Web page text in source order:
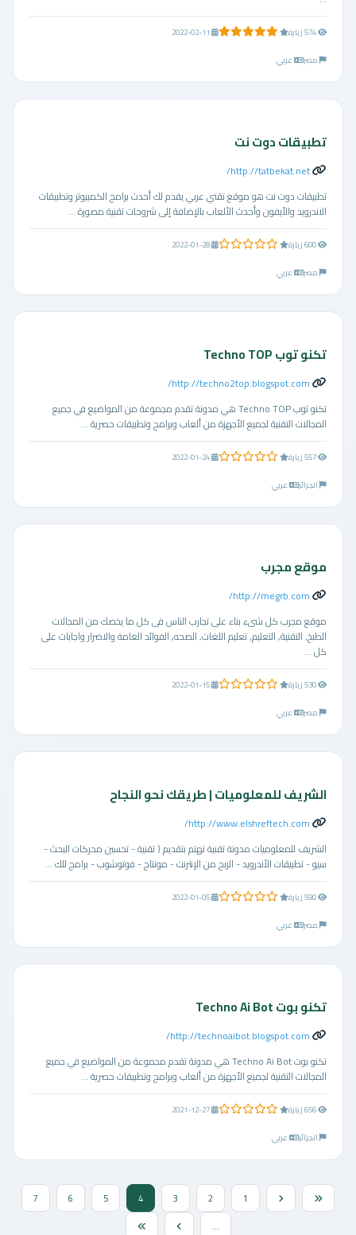
5.0 من 5 نجوم
مصر
عربي
تطبيقات دوت نت
http://tatbekat.net/
تطبيقات دوت نت هو موقع تقني عربي يقدم لك أحدث برامج الكمبيوتر وتطبيقات
الاندرويد والأيفون وأحدث الألعاب بالإضافة إلى شروحات تقنية مصورة ...
0.0 من 5 نجوم
مصر
عربي
تكنو توب Techno TOP
http://techno2top.blogspot.com/
تكنو توب Techno TOP هي مدونة تقدم مجموعة من المواضيع في جميع
المجالات التقنية لجميع الأجهزة من ألعاب وبرامج وتطبيقات حصرية ...
0.0 من 5 نجوم
الجزائر
عربي
موقع مجرب
http://megrb.com/
موقع مجرب كل شىء بناء على تجارب الناس فى كل ما يخصك من المجالات
الطبخ, التقنية, التعليم, تعليم اللغات, الصحه, الفوائد العامة والاضرار واجابات على
كل ...
0.0 من 5 نجوم
مصر
عربي
الشريف للمعلوميات | طريقك نحو النجاح
http://www.elshreftech.com/
الشريف للمعلوميات مدونة تقنية تهتم بتقديم ( تقنية - تحسين محركات البحث -
سيو - تطبيقات الأندرويد - الربح من الإنترنت - مونتاج - فوتوشوب - برامج للك ...
0.0 من 5 نجوم
مصر
عربي
تكنو بوت Techno Ai Bot
http://technoaibot.blogspot.com/
تكنو بوت Techno Ai Bot هي مدونة تقدم مجموعة من المواضيع في جميع
المجالات التقنية لجميع الأجهزة من ألعاب وبرامج وتطبيقات حصرية ...
0.0 من 5 نجوم
الجزائر
عربي
1
2
3
4
5
6
7
...